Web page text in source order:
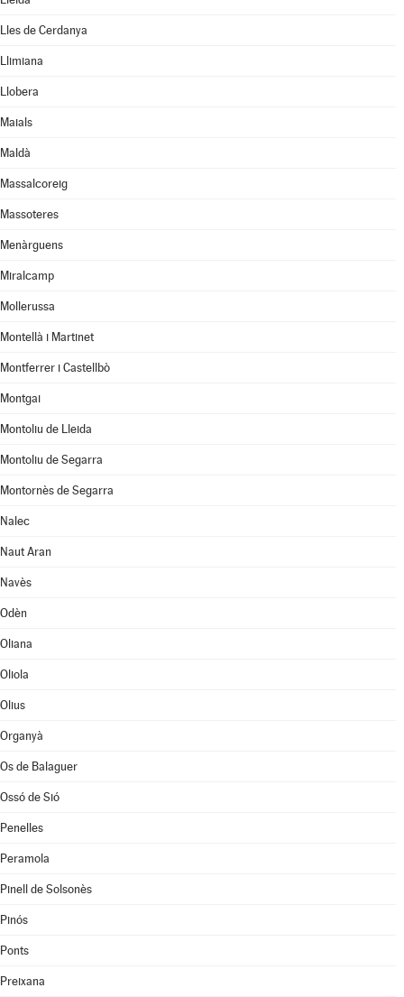
Lles de Cerdanya
Llimiana
Llobera
Maials
Maldà
Massalcoreig
Massoteres
Menàrguens
Miralcamp
Mollerussa
Montellà i Martinet
Montferrer i Castellbò
Montgai
Montoliu de Lleida
Montoliu de Segarra
Montornès de Segarra
Nalec
Naut Aran
Navès
Odèn
Oliana
Oliola
Olius
Organyà
Os de Balaguer
Ossó de Sió
Penelles
Peramola
Pinell de Solsonès
Pinós
Ponts
Preixana